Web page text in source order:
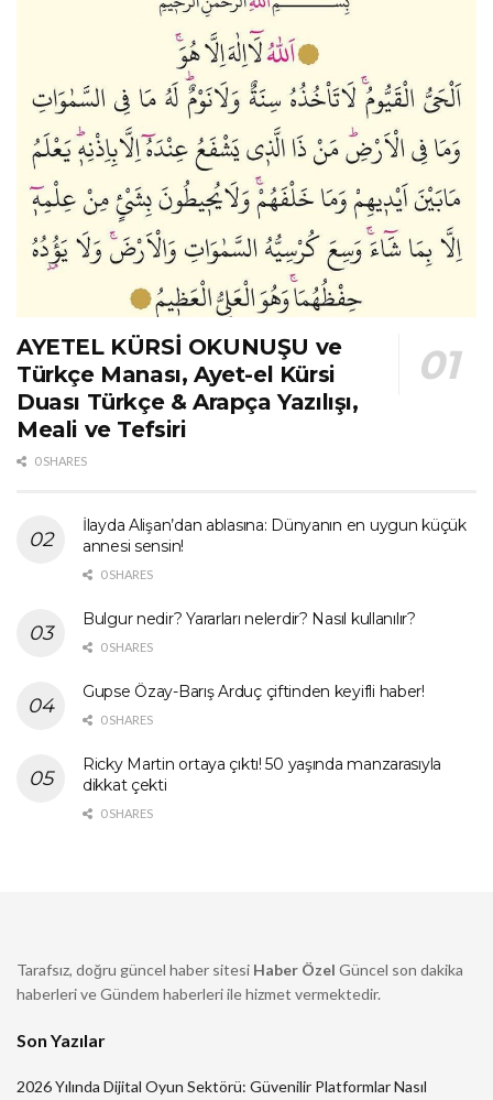
AYETEL KÜRSİ OKUNUŞU ve
Türkçe Manası, Ayet-el Kürsi
Duası Türkçe & Arapça Yazılışı,
Meali ve Tefsiri
0 SHARES
İlayda Alişan’dan ablasına: Dünyanın en uygun küçük
annesi sensin!
0 SHARES
Bulgur nedir? Yararları nelerdir? Nasıl kullanılır?
0 SHARES
Gupse Özay-Barış Arduç çiftinden keyifli haber!
0 SHARES
Ricky Martin ortaya çıktı! 50 yaşında manzarasıyla
dikkat çekti
0 SHARES
Tarafsız, doğru güncel haber sitesi Haber Özel Güncel son dakika
haberleri ve Gündem haberleri ile hizmet vermektedir.
Son Yazılar
2026 Yılında Dijital Oyun Sektörü: Güvenilir Platformlar Nasıl